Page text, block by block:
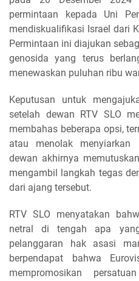
permintaan kepada Uni
mendiskualifikasi Israel dari
Permintaan ini diajukan
genosida yang terus
menewaskan puluhan ribu
Keputusan untuk
setelah dewan RTV SLO
membahas beberapa opsi,
atau menolak menyiarkan
dewan akhirnya
mengambil langkah tegas
dari ajang tersebut.
RTV SLO menyatakan
netral di tengah apa
pelanggaran hak asasi
berpendapat bahwa
mempromosikan